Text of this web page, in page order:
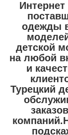
одежды
детской
на любой
и
Турецкий